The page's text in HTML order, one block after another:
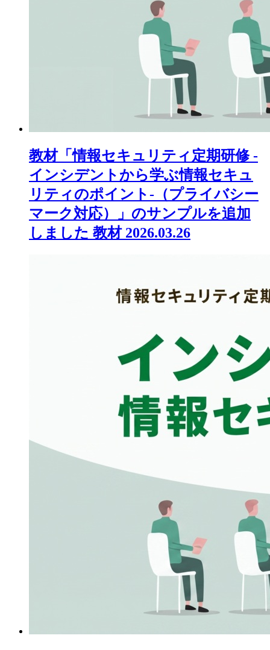
教材「情報セキュリティ定期研修 -
インシデントから学ぶ情報セキュ
リティのポイント-（プライバシー
マーク対応）」のサンプルを追加
しました 教材 2026.03.26